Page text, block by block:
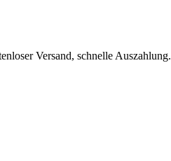
Versand, schnelle Auszahlung.